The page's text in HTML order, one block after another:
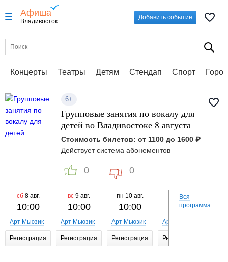
Афиша
Владивосток
Добавить событие
Концерты Театры Детям Стендап Спорт
6+
Групповые занятия по вокалу для
детей во Владивостоке 8 августа
Стоимость билетов: от 1100 до 1600 ₽
Действует система абонементов
0 0
сб 8 авг.
10:00
Арт Мьюзик
Регистрация
вс 9 авг.
10:00
Арт Мьюзик
Регистрация
пн 10 авг.
10:00
Арт Мьюзик
Регистрация
вт 11 авг.
10:00
Арт Мьюзик
Регистрация
Вся
программа